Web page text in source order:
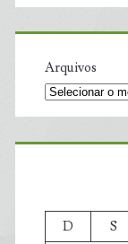
Arquivos
D
S